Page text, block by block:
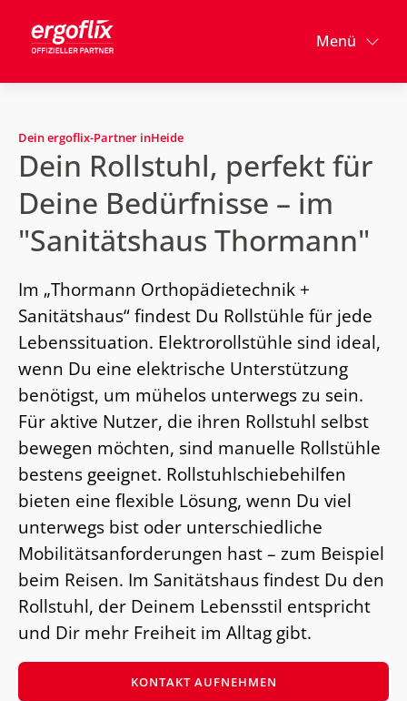
Menü
Dein ergoflix-Partner inHeide
Dein Rollstuhl, perfekt für
Deine Bedürfnisse – im
"Sanitätshaus Thormann"
Im „Thormann Orthopädietechnik +
Sanitätshaus“ findest Du Rollstühle für jede
Lebenssituation. Elektrorollstühle sind ideal,
wenn Du eine elektrische Unterstützung
benötigst, um mühelos unterwegs zu sein.
Für aktive Nutzer, die ihren Rollstuhl selbst
bewegen möchten, sind manuelle Rollstühle
bestens geeignet. Rollstuhlschiebehilfen
bieten eine flexible Lösung, wenn Du viel
unterwegs bist oder unterschiedliche
Mobilitätsanforderungen hast – zum Beispiel
beim Reisen. Im Sanitätshaus findest Du den
Rollstuhl, der Deinem Lebensstil entspricht
und Dir mehr Freiheit im Alltag gibt.
KONTAKT AUFNEHMEN